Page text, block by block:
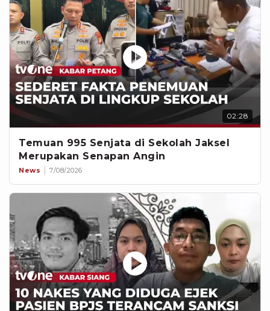
02:28
Temuan 995 Senjata di Sekolah Jaksel
Merupakan Senapan Angin
News 7/08/2026